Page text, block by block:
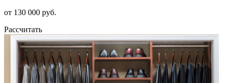
от 130 000 руб.
Рассчитать